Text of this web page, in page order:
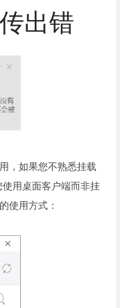
出错
，如果您不熟悉挂载
用桌面客户端而非挂
使用方式：